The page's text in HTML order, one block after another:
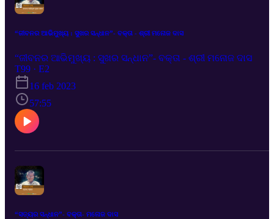
“ଜୀବନର ଆଭିମୁଖ୍ୟ : ସୁଖର ସନ୍ଧାନ”- ବକ୍ତା - ଶ୍ରୀ ମନୋଜ ଦାସ
“ଜୀବନର ଆଭିମୁଖ୍ୟ : ସୁଖର ସନ୍ଧାନ”- ବକ୍ତା - ଶ୍ରୀ ମନୋଜ ଦାସ
T99 · E2
16 feb 2023
57:55
“ସତ୍ୟର ସନ୍ଧାନ”- ବକ୍ତା- ମନୋଜ ଦାସ